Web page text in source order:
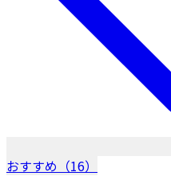
おすすめ（16）